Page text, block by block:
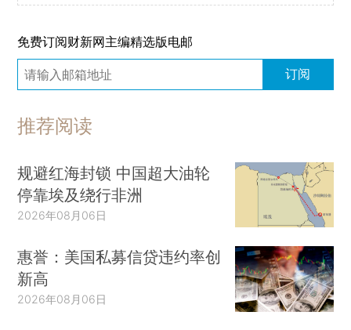
免费订阅财新网主编精选版电邮
订阅
推荐阅读
规避红海封锁 中国超大油轮
停靠埃及绕行非洲
2026年08月06日
惠誉：美国私募信贷违约率创
新高
2026年08月06日